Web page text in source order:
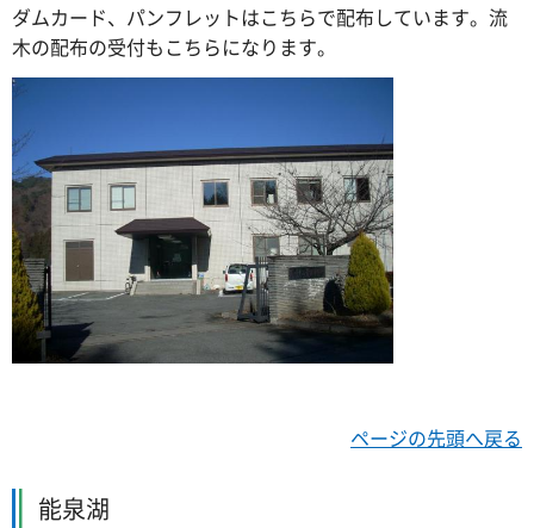
ダムカード、パンフレットはこちらで配布しています。流
木の配布の受付もこちらになります。
ページの先頭へ戻る
能泉湖